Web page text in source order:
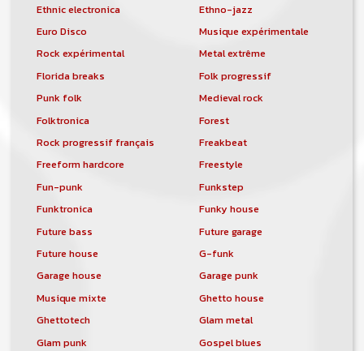
Ethnic electronica
Ethno-jazz
Euro Disco
Musique expérimentale
Rock expérimental
Metal extrême
Florida breaks
Folk progressif
Punk folk
Medieval rock
Folktronica
Forest
Rock progressif français
Freakbeat
Freeform hardcore
Freestyle
Fun-punk
Funkstep
Funktronica
Funky house
Future bass
Future garage
Future house
G-funk
Garage house
Garage punk
Musique mixte
Ghetto house
Ghettotech
Glam metal
Glam punk
Gospel blues